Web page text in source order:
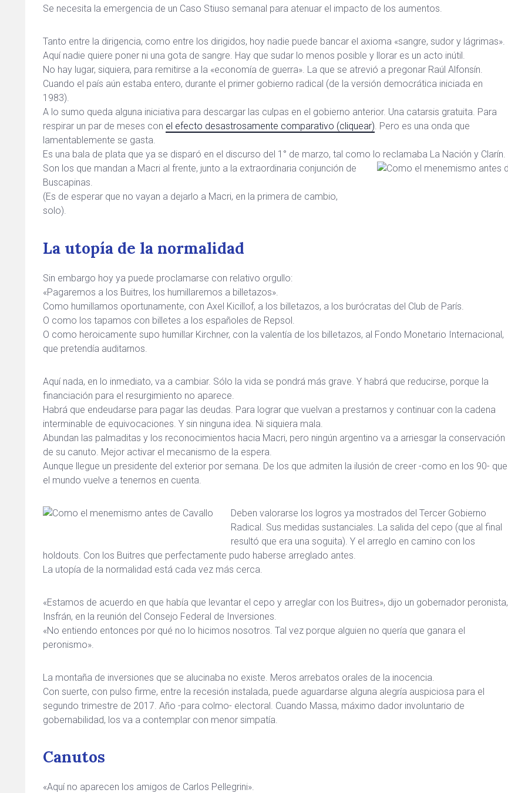
Se necesita la emergencia de un Caso Stiuso semanal para atenuar el impacto de los aumentos.
Tanto entre la dirigencia, como entre los dirigidos, hoy nadie puede bancar el axioma «sangre, sudor y lágrimas».
Aquí nadie quiere poner ni una gota de sangre. Hay que sudar lo menos posible y llorar es un acto inútil.
No hay lugar, siquiera, para remitirse a la «economía de guerra». La que se atrevió a pregonar Raúl Alfonsín.
Cuando el país aún estaba entero, durante el primer gobierno radical (de la versión democrática iniciada en
1983).
A lo sumo queda alguna iniciativa para descargar las culpas en el gobierno anterior. Una catarsis gratuita. Para
respirar un par de meses con el efecto desastrosamente comparativo (cliquear). Pero es una onda que
lamentablemente se gasta.
Es una bala de plata que ya se disparó en el discurso del 1° de marzo, tal como lo reclamaba La Nación y Clarín.
Son los que mandan a Macri al frente, junto a la extraordinaria conjunción de
Buscapinas.
(Es de esperar que no vayan a dejarlo a Macri, en la primera de cambio,
solo).
La utopía de la normalidad
Sin embargo hoy ya puede proclamarse con relativo orgullo:
«Pagaremos a los Buitres, los humillaremos a billetazos».
Como humillamos oportunamente, con Axel Kicillof, a los billetazos, a los burócratas del Club de París.
O como los tapamos con billetes a los españoles de Repsol.
O como heroicamente supo humillar Kirchner, con la valentía de los billetazos, al Fondo Monetario Internacional,
que pretendía auditarnos.
Aquí nada, en lo inmediato, va a cambiar. Sólo la vida se pondrá más grave. Y habrá que reducirse, porque la
financiación para el resurgimiento no aparece.
Habrá que endeudarse para pagar las deudas. Para lograr que vuelvan a prestarnos y continuar con la cadena
interminable de equivocaciones. Y sin ninguna idea. Ni siquiera mala.
Abundan las palmaditas y los reconocimientos hacia Macri, pero ningún argentino va a arriesgar la conservación
de su canuto. Mejor activar el mecanismo de la espera.
Aunque llegue un presidente del exterior por semana. De los que admiten la ilusión de creer -como en los 90- que
el mundo vuelve a tenernos en cuenta.
Deben valorarse los logros ya mostrados del Tercer Gobierno
Radical. Sus medidas sustanciales. La salida del cepo (que al final
resultó que era una soguita). Y el arreglo en camino con los
holdouts. Con los Buitres que perfectamente pudo haberse arreglado antes.
La utopía de la normalidad está cada vez más cerca.
«Estamos de acuerdo en que había que levantar el cepo y arreglar con los Buitres», dijo un gobernador peronista,
Insfrán, en la reunión del Consejo Federal de Inversiones.
«No entiendo entonces por qué no lo hicimos nosotros. Tal vez porque alguien no quería que ganara el
peronismo».
La montaña de inversiones que se alucinaba no existe. Meros arrebatos orales de la inocencia.
Con suerte, con pulso firme, entre la recesión instalada, puede aguardarse alguna alegría auspiciosa para el
segundo trimestre de 2017. Año -para colmo- electoral. Cuando Massa, máximo dador involuntario de
gobernabilidad, los va a contemplar con menor simpatía.
Canutos
«Aquí no aparecen los amigos de Carlos Pellegrini».